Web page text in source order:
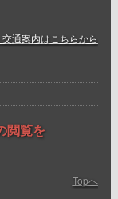
通案内はこちらから
閲覧を
Topへ